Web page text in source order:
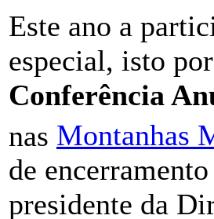
Este ano a
especial, isto
Conferência
nas Montanhas
de
presidente da